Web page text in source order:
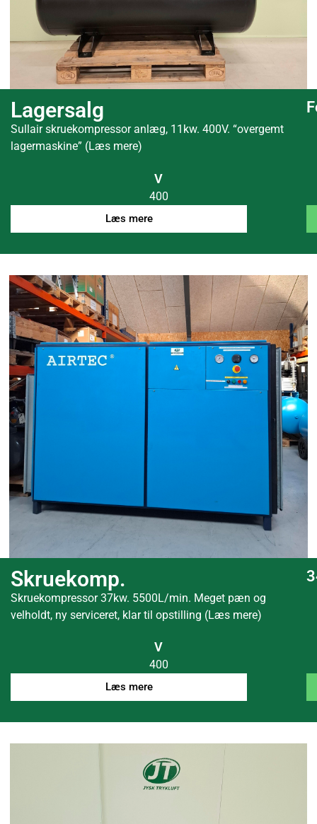
Lagersalg
Sullair skruekompressor anlæg, 11kw. 400V. “overgemt
lagermaskine” (Læs mere)
V
400
Læs mere
Skruekomp.
Skruekompressor 37kw. 5500L/min. Meget pæn og
velholdt, ny serviceret, klar til opstilling (Læs mere)
V
400
Læs mere